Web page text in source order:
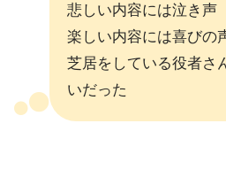
悲しい内容には泣き声
楽しい内容には喜びの
芝居をしている役者さ
いだった